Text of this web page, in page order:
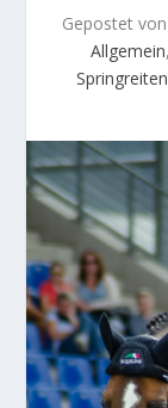
Gepostet von
Allgemein,
Springreiten